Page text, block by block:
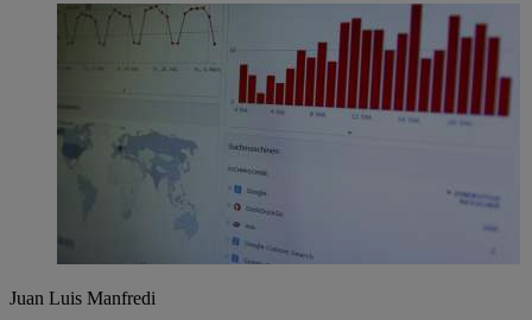
Juan Luis Manfredi